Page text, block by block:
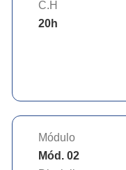
C.H
20h
Módulo
Mód. 02